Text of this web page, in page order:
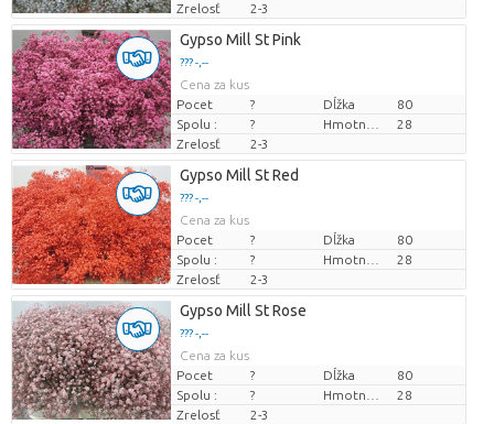
Zrelosť
2-3
Gypso Mill St Pink
??? -,--
Cena za kus
Pocet
? Dĺžka
80
Spolu :
?
28
Zrelosť
2-3
Gypso Mill St Red
??? -,--
Cena za kus
Pocet
? Dĺžka
80
Spolu :
?
28
Zrelosť
2-3
Gypso Mill St Rose
??? -,--
Cena za kus
Pocet
? Dĺžka
80
Spolu :
?
28
Zrelosť
2-3